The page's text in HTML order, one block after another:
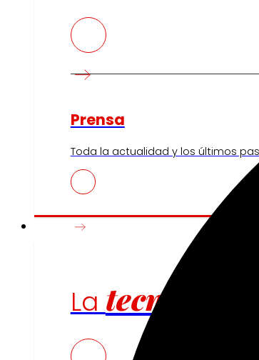
Prensa
Toda la actualidad y los últimos
Innovación
La tecnología